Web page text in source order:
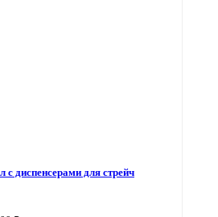
с диспенсерами для стрейч